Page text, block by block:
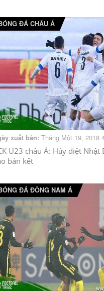
ĐÁ CHÂU Á
xuất bản: Tháng Một 19, 2018
U23 châu Á: Hủy diệt Nhật
bán kết
ĐÁ ĐÔNG NAM Á